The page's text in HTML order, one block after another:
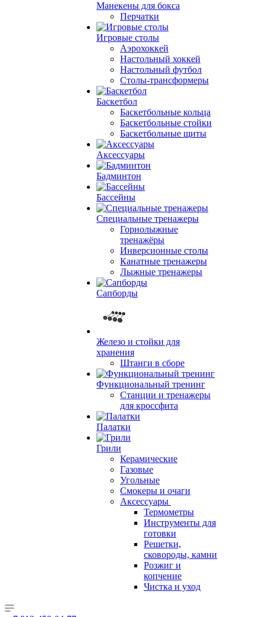
Манекены для бокса
Перчатки
Игровые столы
Аэрохоккей
Настольный хоккей
Настольный футбол
Столы-трансформеры
Баскетбол
Баскетбольные кольца
Баскетбольные стойки
Баскетбольные щиты
Аксессуары
Бадминтон
Бассейны
Специальные тренажеры
Горнолыжные
тренажёры
Инверсионные столы
Канатные тренажеры
Лыжные тренажеры
Сапборды
Железо и стойки для
хранения
Штанги в сборе
Функциональный тренинг
Станции и тренажеры
для кроссфита
Палатки
Грили
Керамические
Газовые
Угольные
Смокеры и очаги
Аксессуары
Термометры
Инструменты для
готовки
Решетки,
сковороды, камни
Розжиг и
копчение
Чистка и уход